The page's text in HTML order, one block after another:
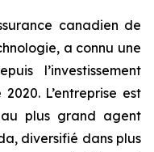
canadien de
a connu une
l’investissement
L’entreprise est
plus grand agent
diversifié dans plus